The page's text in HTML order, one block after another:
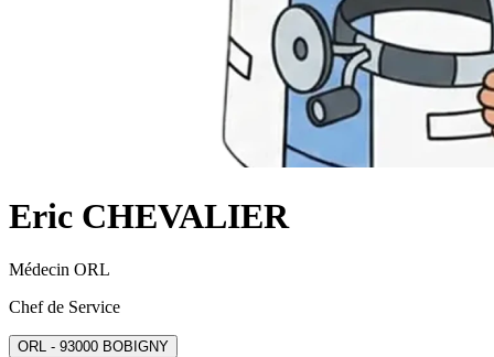
Eric CHEVALIER
Médecin ORL
Chef de Service
ORL - 93000 BOBIGNY